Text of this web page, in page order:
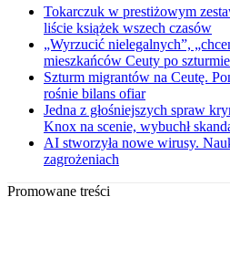
Tokarczuk w prestiżowym
liście książek wszech czasów
„Wyrzucić nielegalnych”,
mieszkańców Ceuty po
Szturm migrantów na Ceutę.
rośnie bilans ofiar
Jedna z głośniejszych spraw
Knox na scenie, wybuchł
AI stworzyła nowe wirusy.
zagrożeniach
Promowane treści